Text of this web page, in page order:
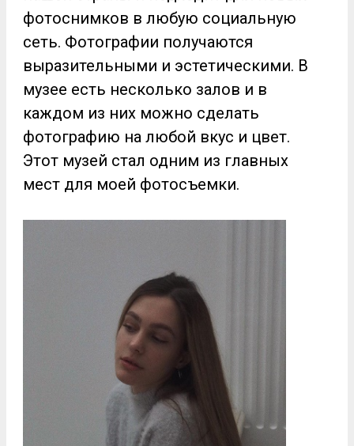
фотоснимков в любую социальную
сеть. Фотографии получаются
выразительными и эстетическими. В
музее есть несколько залов и в
каждом из них можно сделать
фотографию на любой вкус и цвет.
Этот музей стал одним из главных
мест для моей фотосъемки.